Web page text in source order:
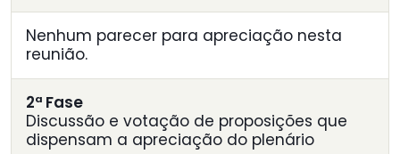
Nenhum parecer para apreciação nesta
reunião.
2ª Fase
Discussão e votação de proposições que
dispensam a apreciação do plenário